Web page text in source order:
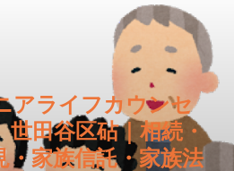
アライフカウンセ
田谷区砧｜相続・
・家族信託・家族法